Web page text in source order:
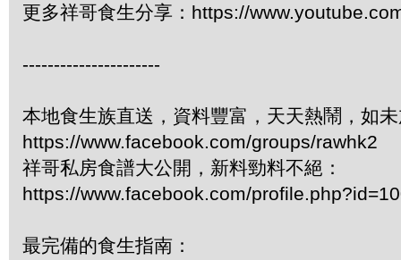
更多祥哥食生分享：https://
----------------------
本地食生族直送，資料豐富，天天熱鬧，如
https://www.facebook.com/groups/rawhk2
祥哥私房食譜大公開，新料勁料不絕：
https://www.facebook.com/
最完備的食生指南：